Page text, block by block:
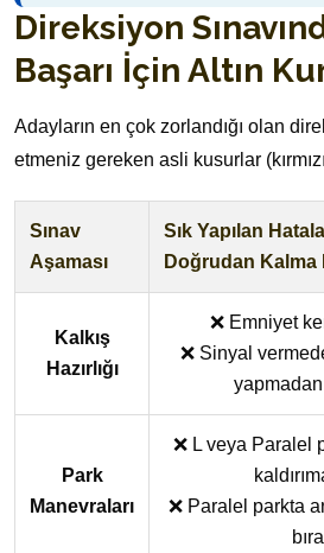
Direksiyon
Başarı İçin Altın
Adayların en çok zorlandığı olan
etmeniz gereken asli kusurlar
Sınav
Aşaması
Sık Yapılan
Doğrudan Kalma
Kalkış
Hazırlığı
❌ Emniyet
❌ Sinyal
Park
Manevraları
❌ L veya Paralel
❌ Paralel parkta